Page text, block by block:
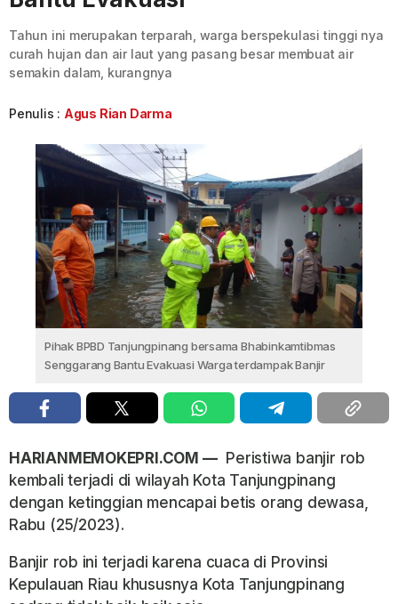
Tahun ini merupakan terparah, warga berspekulasi tinggi nya
curah hujan dan air laut yang pasang besar membuat air
semakin dalam, kurangnya
Penulis : Agus Rian Darma
Pihak BPBD Tanjungpinang bersama Bhabinkamtibmas
Senggarang Bantu Evakuasi Warga terdampak Banjir
HARIANMEMOKEPRI.COM —Peristiwa banjir rob
kembali terjadi di wilayah Kota Tanjungpinang
dengan ketinggian mencapai betis orang dewasa,
Rabu (25/2023).
Banjir rob ini terjadi karena cuaca di Provinsi
Kepulauan Riau khususnya Kota Tanjungpinang